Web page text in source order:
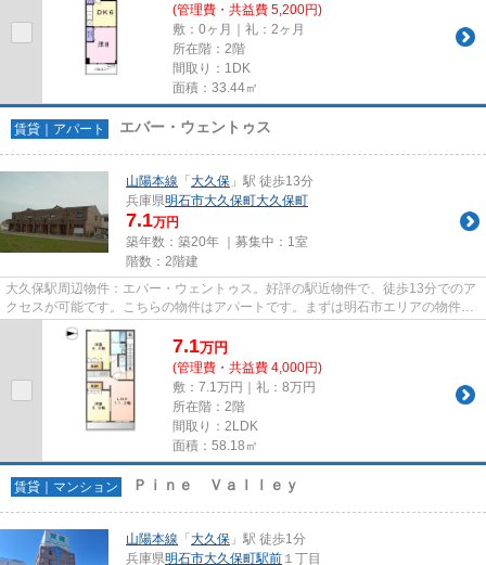
(管理費・共益費 5,200円)
敷：0ヶ月｜礼：2ヶ月
所在階：2階
間取り：1DK
面積：33.44㎡
賃貸｜アパート エバー・ウェントゥス
山陽本線 「 大久保 」駅 徒歩13分
兵庫県明石市大久保町大久保町
7.1万円
築年数：築20年 ｜募集中： 1室
階数：2階建
大久保駅周辺物件：エバー・ウェントゥス。好評の駅近物件で、徒歩13分でのア
クセスが可能です。こちらの物件はアパートです。まずは明石市エリアの物件探
しを得意とするベストハウジ...
7.1万円
(管理費・共益費 4,000円)
敷：7.1万円｜礼：8万円
所在階：2階
間取り：2LDK
面積：58.18㎡
賃貸｜マンション Ｐｉｎｅ Ｖａｌｌｅｙ
山陽本線 「 大久保 」駅 徒歩1分
兵庫県明石市大久保町駅前 １丁目